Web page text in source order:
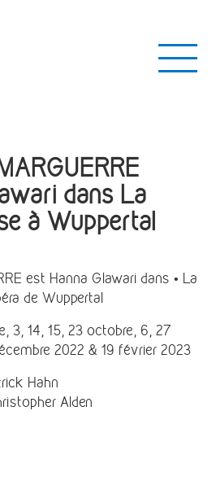
dans La
à Wuppertal
est Hanna Glawari dans • La
de Wuppertal
3, 14, 15, 23 octobre, 6, 27
2022 & 19 février 2023
Hahn
Alden